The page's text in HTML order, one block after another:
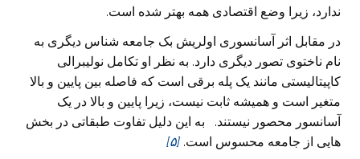
ندارد، زیرا وضع اقتصادی همه بهتر شده است.
در مقابل اثر آسانسوری اولریش بک جامعه شناس دیگری به
نام ناختوی تصور دیگری دارد. به نظر او تکامل نولیبرالی
کاپیتالیستی مانند یک پله برقی است که فاصله بین پایین و بالا
متغیر است و همیشه ثابت نیست، زیرا پایین و بالا در یک
آسانسور محصور نیستند. به این دلیل تفاوت طبقاتی در بخش
هایی‌ از جامعه محسوس است. [۵]